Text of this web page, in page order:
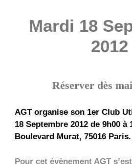
Mardi 18
2012
Réserver dès
AGT organise son 1er Club
18 Septembre 2012 de 9h00 à
Boulevard Murat, 75016 Paris.
Pour cet évènement AGT